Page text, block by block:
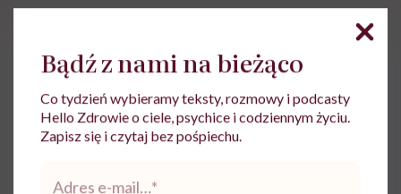
Do wyświetlenia tego materiału z zewnętrznego
serwisu (Instagram, Facebook, YouTube, itp.)
Zmień ustawienia
Bądź z nami na bieżąco
Co tydzień wybieramy teksty, rozmowy i podcasty
Hello Zdrowie o ciele, psychice i codziennym życiu.
Zapisz się i czytaj bez pośpiechu.